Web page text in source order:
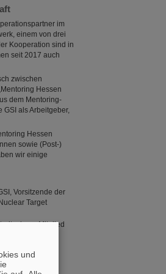
im
einem von drei
Kooperation sind in
seit 2017 auch
zwischen
Hessen
dem Mentoring-
GSI als Arbeitgeber,
Hessen
sowie (Post-)
wir einige
Vorsitzende der
Target
ehem. Mitglied
und